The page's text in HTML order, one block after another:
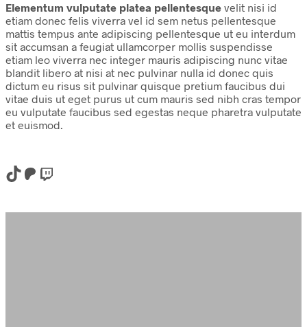
Elementum vulputate platea pellentesque velit nisi id
etiam donec felis viverra vel id sem netus pellentesque
mattis tempus ante adipiscing pellentesque ut eu interdum
sit accumsan a feugiat ullamcorper mollis suspendisse
etiam leo viverra nec integer mauris adipiscing nunc vitae
blandit libero at nisi at nec pulvinar nulla id donec quis
dictum eu risus sit pulvinar quisque pretium faucibus dui
vitae duis ut eget purus ut cum mauris sed nibh cras tempor
eu vulputate faucibus sed egestas neque pharetra vulputate
et euismod.